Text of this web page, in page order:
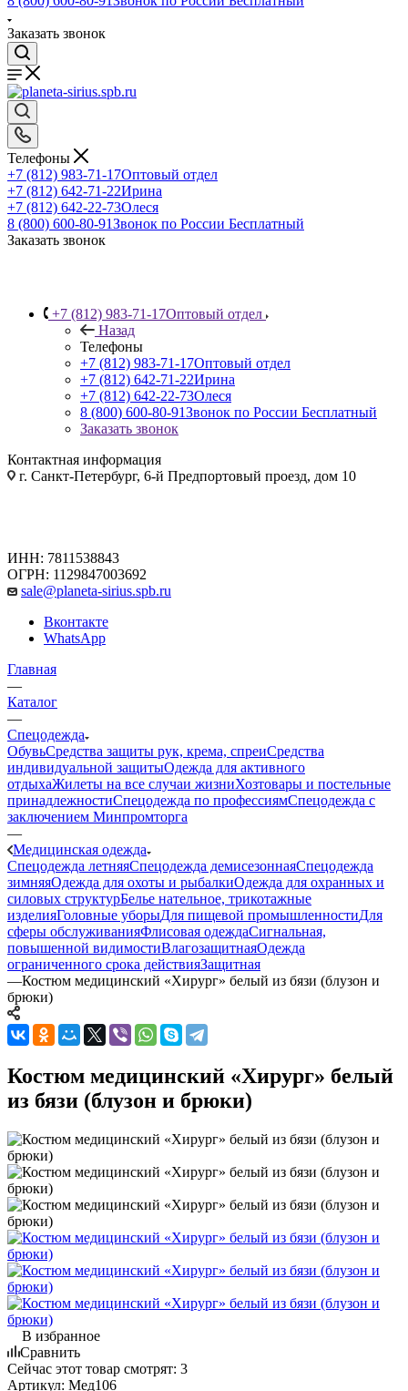
Заказать звонок
Телефоны
+7 (812) 983-71-17Оптовый отдел
+7 (812) 642-71-22Ирина
+7 (812) 642-22-73Олеся
8 (800) 600-80-91Звонок по России Бесплатный
Заказать звонок
+7 (812) 983-71-17Оптовый отдел
Назад
Телефоны
+7 (812) 983-71-17Оптовый отдел
+7 (812) 642-71-22Ирина
+7 (812) 642-22-73Олеся
8 (800) 600-80-91Звонок по России Бесплатный
Заказать звонок
Контактная информация
г. Санкт-Петербург, 6-й Предпортовый проезд, дом 10
ИНН: 7811538843
ОГРН: 1129847003692
sale@planeta-sirius.spb.ru
Вконтакте
WhatsApp
Главная
—
Каталог
—
Спецодежда
ОбувьСредства защиты рук, крема, спреиСредства
индивидуальной защитыОдежда для активного
отдыхаЖилеты на все случаи жизниХозтовары и постельные
принадлежностиСпецодежда по профессиямСпецодежда с
заключением Минпромторга
—
Медицинская одежда
Спецодежда летняяСпецодежда демисезоннаяСпецодежда
зимняяОдежда для охоты и рыбалкиОдежда для охранных и
силовых структурБелье нательное, трикотажные
изделияГоловные уборыДля пищевой промышленностиДля
сферы обслуживанияФлисовая одеждаСигнальная,
повышенной видимостиВлагозащитнаяОдежда
ограниченного срока действияЗащитная
—Костюм медицинский «Хирург» белый из бязи (блузон и
брюки)
Костюм медицинский «Хирург» белый
из бязи (блузон и брюки)
В избранное
Сравнить
Сейчас этот товар смотрят: 3
Артикул: Мед106